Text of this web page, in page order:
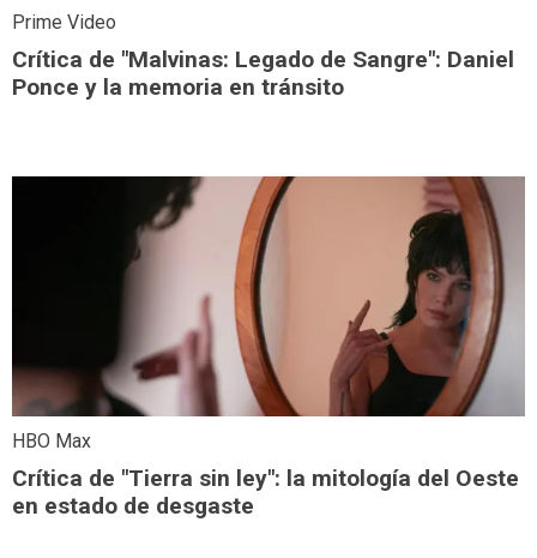
Prime Video
Crítica de "Malvinas: Legado de Sangre": Daniel
Ponce y la memoria en tránsito
HBO Max
Crítica de "Tierra sin ley": la mitología del Oeste
en estado de desgaste